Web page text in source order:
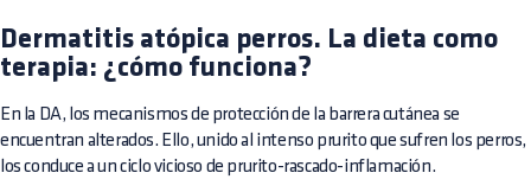
Dermatitis atópica perros. La dieta como
terapia: ¿cómo funciona?
En la DA, los mecanismos de protección de la barrera cutánea se
encuentran alterados. Ello, unido al intenso prurito que sufren los perros,
los conduce a un ciclo vicioso de prurito-rascado-inflamación.